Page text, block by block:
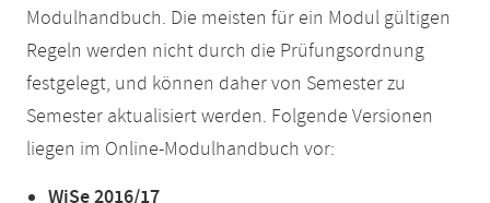
Modulhandbuch. Die meisten für ein Modul gültigen
Regeln werden nicht durch die Prüfungsordnung
festgelegt, und können daher von Semester zu
Semester aktualisiert werden. Folgende Versionen
liegen im Online-Modulhandbuch vor:
WiSe 2016/17